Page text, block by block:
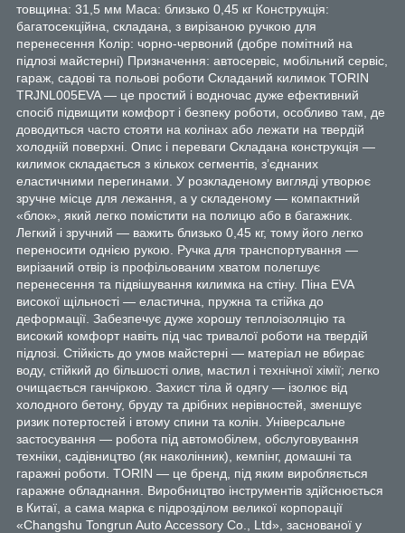
товщина: 31,5 мм Маса: близько 0,45 кг Конструкція:
багатосекційна, складана, з вирізаною ручкою для
перенесення Колір: чорно-червоний (добре помітний на
підлозі майстерні) Призначення: автосервіс, мобільний сервіс,
гараж, садові та польові роботи Складаний килимок TORIN
TRJNL005EVA — це простий і водночас дуже ефективний
спосіб підвищити комфорт і безпеку роботи, особливо там, де
доводиться часто стояти на колінах або лежати на твердій
холодній поверхні. Опис і переваги Складана конструкція —
килимок складається з кількох сегментів, з’єднаних
еластичними перегинами. У розкладеному вигляді утворює
зручне місце для лежання, а у складеному — компактний
«блок», який легко помістити на полицю або в багажник.
Легкий і зручний — важить близько 0,45 кг, тому його легко
переносити однією рукою. Ручка для транспортування —
вирізаний отвір із профільованим хватом полегшує
перенесення та підвішування килимка на стіну. Піна EVA
високої щільності — еластична, пружна та стійка до
деформації. Забезпечує дуже хорошу теплоізоляцію та
високий комфорт навіть під час тривалої роботи на твердій
підлозі. Стійкість до умов майстерні — матеріал не вбирає
воду, стійкий до більшості олив, мастил і технічної хімії; легко
очищається ганчіркою. Захист тіла й одягу — ізолює від
холодного бетону, бруду та дрібних нерівностей, зменшує
ризик потертостей і втому спини та колін. Універсальне
застосування — робота під автомобілем, обслуговування
техніки, садівництво (як наколінник), кемпінг, домашні та
гаражні роботи. TORIN — це бренд, під яким виробляється
гаражне обладнання. Виробництво інструментів здійснюється
в Китаї, а сама марка є підрозділом великої корпорації
«Changshu Tongrun Auto Accessory Co., Ltd», заснованої у